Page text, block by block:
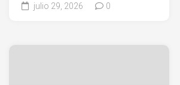
julio 29, 2026 0